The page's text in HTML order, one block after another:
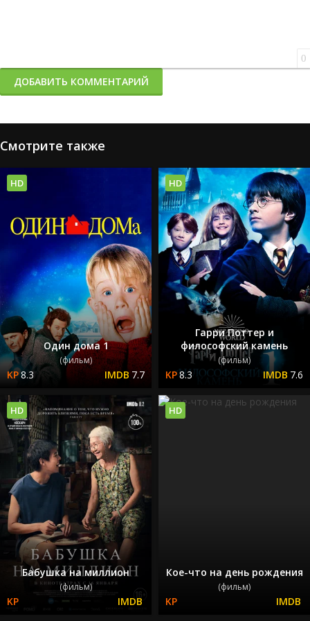
0
ДОБАВИТЬ КОММЕНТАРИЙ
Смотрите также
Один дома 1
(фильм)
8.3 7.7
HD
Гарри Поттер и
философский камень
(фильм)
8.3 7.6
HD
Бабушка на миллион
(фильм)
HD
Кое-что на день рождения
(фильм)
HD